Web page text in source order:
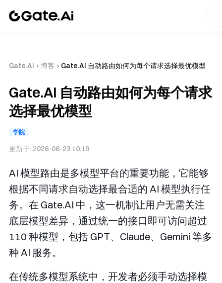
Gate.AI › 博客 › Gate.AI 自动路由如何为每个请求选择最优模型
Gate.AI 自动路由如何为每个请求
选择最优模型
学院
更新于: 2026-06-23 10:19
AI 模型路由是多模型平台的重要功能，它能够
根据不同请求自动选择最合适的 AI 模型执行任
务。在 Gate.AI 中，这一机制让用户无需关注
底层模型差异，通过统一的接口即可访问超过
110 种模型，包括 GPT、Claude、Gemini 等多
种 AI 服务。
在传统多模型系统中，开发者必须手动选择模